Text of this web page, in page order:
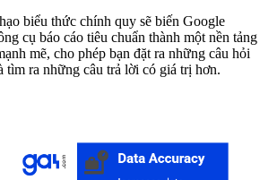
biểu thức chính quy sẽ biến Google
cụ báo cáo tiêu chuẩn thành một nền tảng
mẽ, cho phép bạn đặt ra những câu hỏi
tìm ra những câu trả lời có giá trị hơn.